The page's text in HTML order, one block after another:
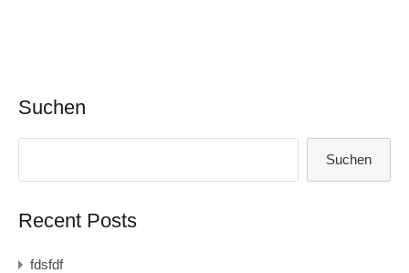
Suchen
Suchen
Recent Posts
fdsfdf